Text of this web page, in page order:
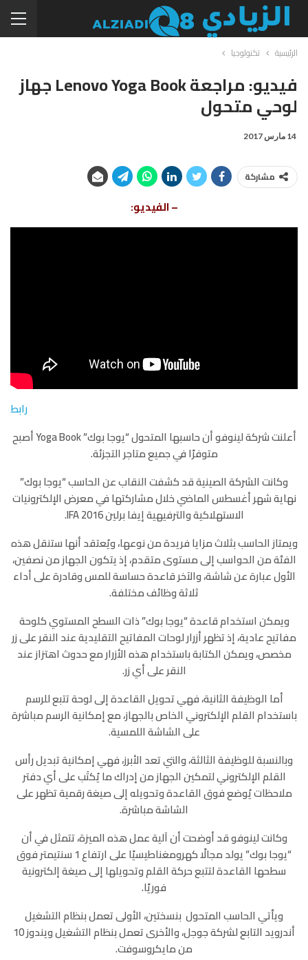
الرئيسية تكنولوجيا
فيديو: مراجعة Lenovo Yoga Book جهاز
لوحي متحول
14 مارس 2017
مشاركة
– الفيديو:
رابط
أعلنت شركة لينوفو أن حاسبها المتحول “يوجا بوك” Yoga Book أصبح
متوفرًا في جميع متاجر التجزئة.
وكانت الشركة الصينية قد كشفت النقاب عن الحاسب “يوجا بوك”
نهاية شهر أغسطس الماضي خلال مشاركتها في معرض الإلكترونيات
الاستهلاكية والترفيهية إيفا برلين IFA 2016.
ويمتاز الحاسب بثلاث مزايا فريدة من نوعها، ويُعتقد أنها ستنقل هذه
الفئة من الحواسب إلى مستوى متقدم، إذ يتكون الجهاز من نصفين،
الأول عبارة عن شاشة، والآخر قاعدة حساسة للمس وقادرة على أداء
ثلاثة وظائف مختلفة.
ويمكن استخدام قاعدة “يوجا بوك” ذات السطح المستوي كلوحة
مفاتيح عادية، إذ تظهر أزرار لوحات المفاتيح التقليدية عند النقر على زر
مخصص، ويمكن الكتابة باستخدام هذه الأزرار مع حدوث اهتزاز عند
النقر على أي زر.
أما الوظيفة الثانية، فهي تحويل القاعدة إلى لوحة تتبع للرسم
باستخدام القلم الإلكتروني الخاص بالجهاز، مع إمكانية الرسم مباشرة
على الشاشة اللمسية.
وبالنسبة للوظيفة الثالثة، والتي تعد الأبرز، فهي إمكانية تبديل رأس
القلم الإلكتروني لتمكين الجهاز من إدراك ما يُكتَب على أي دفتر
ملاحظات يُوضع فوق القاعدة وتحويله إلى صيغة رقمية تظهر على
الشاشة مباشرة.
وكانت لينوفو قد أوضحت أن آلية عمل هذه الميزة، تتمثل في أن
“يوجا بوك” يولد مجالًا كهرومغناطيسيًا على ارتفاع 1 سنتيمتر فوق
سطحها القاعدة لتتبع حركة القلم وتحويلها إلى صيغة إلكترونية
فوريًا.
ويأتي الحاسب المتحول بنسختين، الأولى تعمل بنظام التشغيل
أندرويد التابع لشركة جوجل، والأخرى تعمل بنظام التشغيل ويندوز 10
من مايكروسوفت.